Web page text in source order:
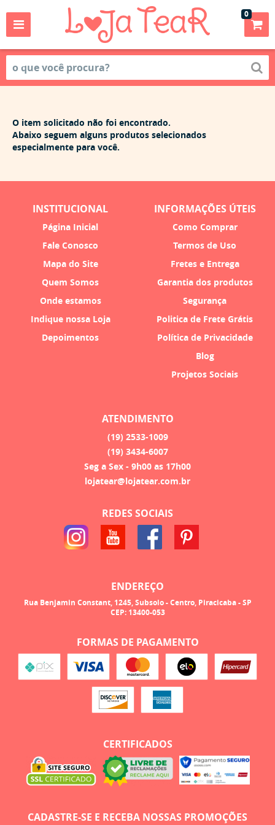
0
O item solicitado não foi encontrado.
Abaixo seguem alguns produtos selecionados
especialmente para você.
INSTITUCIONAL
Página Inicial
Fale Conosco
Mapa do Site
Quem Somos
Onde estamos
Indique nossa Loja
Depoimentos
INFORMAÇÕES ÚTEIS
Como Comprar
Termos de Uso
Fretes e Entrega
Garantia dos produtos
Segurança
Politica de Frete Grátis
Política de Privacidade
Blog
Projetos Sociais
ATENDIMENTO
(19) 2533-1009
(19) 3434-6007
Seg a Sex - 9h00 as 17h00
lojatear@lojatear.com.br
REDES SOCIAIS
ENDEREÇO
Rua Benjamin Constant, 1245, Subsolo-Centro, Piracicaba-SP
CEP: 13400-053
FORMAS DE PAGAMENTO
CERTIFICADOS
CADASTRE-SE E RECEBA NOSSAS PROMOÇÕES